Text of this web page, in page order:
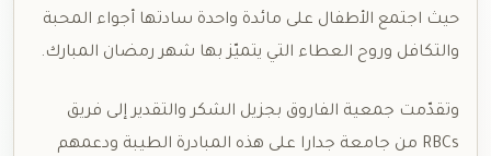
حيث اجتمع الأطفال على مائدة واحدة سادتها أجواء المحبة
والتكافل وروح العطاء التي يتميّز بها شهر رمضان المبارك.
وتقدّمت جمعية الفاروق بجزيل الشكر والتقدير إلى فريق
RBCs من جامعة جدارا على هذه المبادرة الطيبة ودعمهم